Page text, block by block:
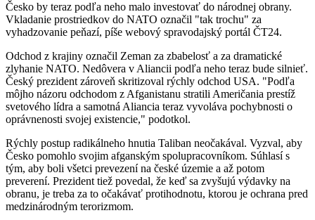
Česko by teraz podľa neho malo investovať do národnej obrany.
Vkladanie prostriedkov do NATO označil "tak trochu" za
vyhadzovanie peňazí, píše webový spravodajský portál ČT24.
Odchod z krajiny označil Zeman za zbabelosť a za dramatické
zlyhanie NATO. Nedôvera v Aliancii podľa neho teraz bude silnieť.
Český prezident zároveň skritizoval rýchly odchod USA. "Podľa
môjho názoru odchodom z Afganistanu stratili Američania prestíž
svetového lídra a samotná Aliancia teraz vyvoláva pochybnosti o
oprávnenosti svojej existencie," podotkol.
Rýchly postup radikálneho hnutia Taliban neočakával. Vyzval, aby
Česko pomohlo svojim afganským spolupracovníkom. Súhlasí s
tým, aby boli všetci prevezení na české územie a až potom
preverení. Prezident tiež povedal, že keď sa zvyšujú výdavky na
obranu, je treba za to očakávať protihodnotu, ktorou je ochrana pred
medzinárodným terorizmom.